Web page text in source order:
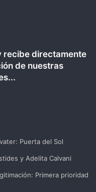
recibe directamente
de nuestras
Puerta del Sol
y Adelita Calvani
Primera prioridad